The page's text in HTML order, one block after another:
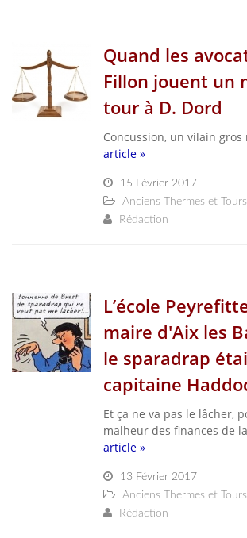
Quand les
Fillon jouent un
tour à D. Dord
Concussion, un vilain gros
article »
15 Février 2017
Anciens Thermes et
Rédaction
L’école
maire d'Aix les
le sparadrap
capitaine
Et ça ne va pas le lâcher,
malheur des finances de
article »
13 Février 2017
Anciens Thermes et
Rédaction